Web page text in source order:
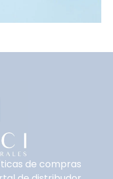
de compras